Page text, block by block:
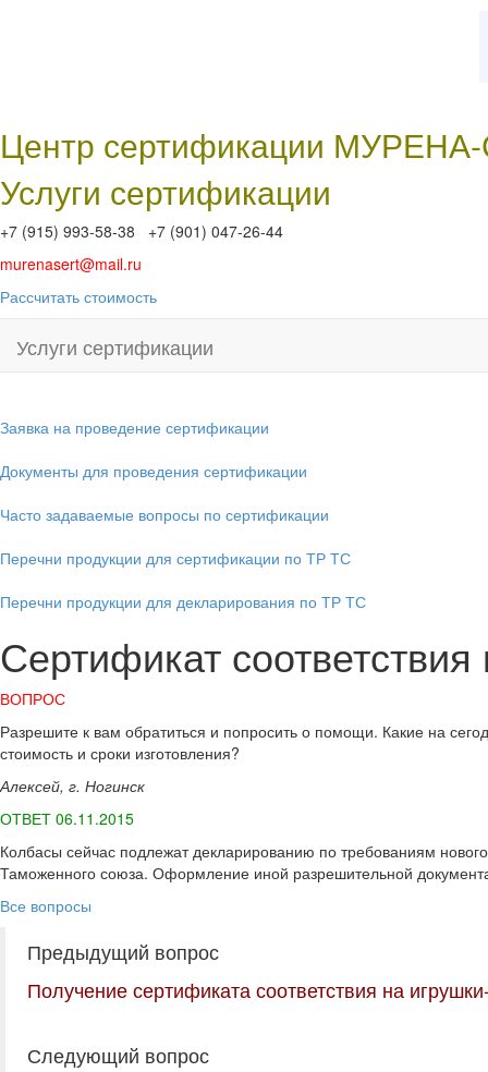
Центр сертификации
Услуги сертификации
+7 (915) 993-58-38 +7 (901) 047-26-44
murenasert@mail.ru
Рассчитать стоимость
Услуги сертификации
Заявка на проведение сертификации
Документы для проведения сертификации
Часто задаваемые вопросы по сертификации
Перечни продукции для сертификации по ТР ТС
Перечни продукции для декларирования по ТР ТС
Сертификат
ВОПРОС
Разрешите к вам обратиться и попросить о помощи. Какие на
стоимость и сроки изготовления?
Алексей, г. Ногинск
ОТВЕТ 06.11.2015
Колбасы сейчас подлежат декларированию по требованиям
Таможенного союза. Оформление иной разрешительной
Все вопросы
Предыдущий вопрос
Получение сертификата соответствия на
Следующий вопрос